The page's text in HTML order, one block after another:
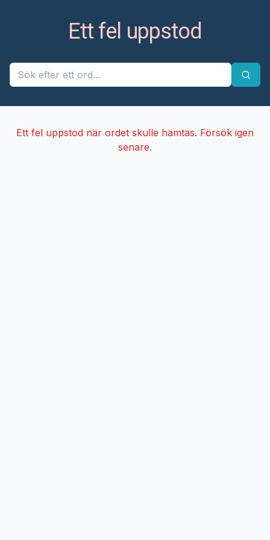
Ett fel uppstod
Ett fel uppstod när ordet skulle hämtas. Försök igen
senare.